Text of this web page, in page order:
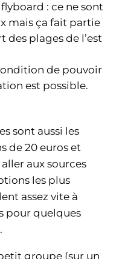
: ce ne sont
mais ça fait partie
des plages de l’est
de pouvoir
est possible.
sont aussi les
de 20 euros et
aux sources
les plus
assez vite à
pour quelques
groupe (sur un